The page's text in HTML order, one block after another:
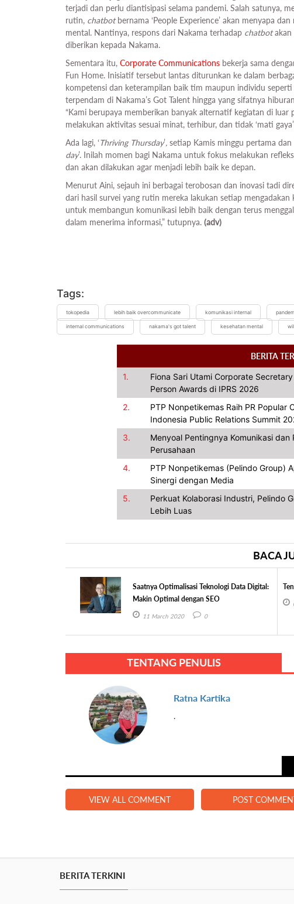
terjadi dan perlu diantisipasi selama pandemi. Salah satunya,
rutin, chatbotbernama ‘People Experience’ akan menyapa
mental. Nantinya, respons dari Nakama terhadap chatbotakan
diberikan kepada Nakama.
Sementara itu, Corporate Communications bekerja sama
Fun Home. Inisiatif tersebut lantas diturunkan ke dalam
kompetensi dan keterampilan baik tim maupun individu
terpendam di Nakama’s Got Talent hingga yang sifatnya
“Kami berupaya memberikan banyak alternatif kegiatan di
melakukan aktivitas sesuai minat, terhibur, dan tidak ‘mati
Ada lagi, ‘Thriving Thursday’, setiap Kamis minggu pertama
day’. Inilah momen bagi Nakama untuk fokus melakukan
dan akan dilakukan agar menjadi lebih baik ke depan.
Menurut Aini, sejauh ini berbagai terobosan dan inovasi tadi
dari hasil survei yang rutin mereka lakukan setiap mengadakan
untuk membangun komunikasi lebih baik dengan terus
dalam menerima informasi,” tutupnya. (adv)
Tags:
tokopedia lebih baik overcommunicate komunikasi internal
internal communications nakama's got talent kesehatan mental
BERITA
1.
Fiona Sari Utami Corporate
Person Awards di IPRS 2026
2.
PTP Nonpetikemas Raih PR Popular
Indonesia Public Relations Summit
3.
Menyoal Pentingnya Komunikasi dan
Perusahaan
4.
PTP Nonpetikemas (Pelindo Group)
Sinergi dengan Media
5.
Perkuat Kolaborasi Industri, Pelindo
Lebih Luas
BACA
Saatnya Optimalisasi Teknologi Data Digital:
Makin Optimal dengan SEO
11 March 2020 0
TENTANG PENULIS
Ratna Kartika
.
VIEW ALL COMMENT POST
BERITA TERKINI